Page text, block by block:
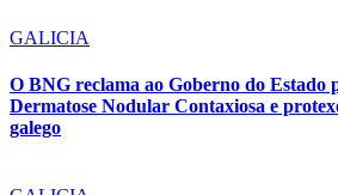
GALICIA
O BNG reclama ao Goberno do Estado
Dermatose Nodular Contaxiosa e
galego